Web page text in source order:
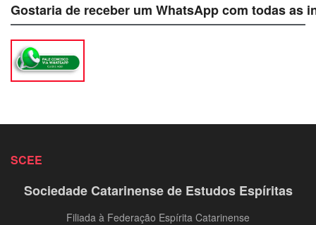
Gostaria de receber um WhatsApp com todas
SCEE
Sociedade Catarinense de Estudos Espíritas
Filiada à Federação Espírita Catarinense